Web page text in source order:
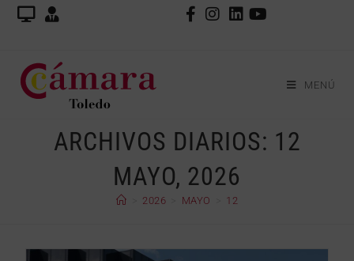
MENÚ
ARCHIVOS DIARIOS: 12
MAYO, 2026
2026 MAYO 12